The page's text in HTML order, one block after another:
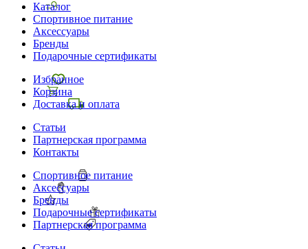
Каталог
Спортивное питание
Аксессуары
Бренды
Подарочные сертификаты
Избранное
Корзина
Доставка и оплата
Статьи
Партнерская программа
Контакты
Спортивное питание
Аксессуары
Бренды
Подарочные сертификаты
Партнерская программа